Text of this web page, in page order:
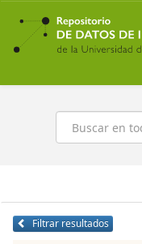
Ir
contenido
principal
Buscar
Filtrar resultados